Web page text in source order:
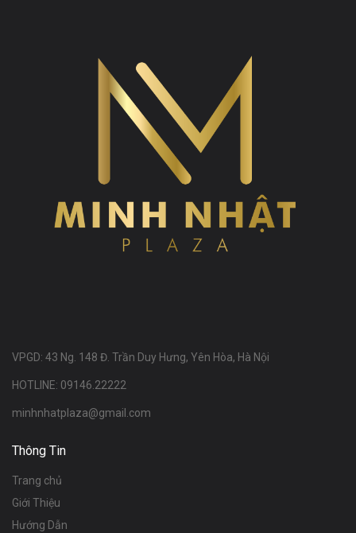
VPGD: 43 Ng. 148 Đ. Trần Duy Hưng, Yên Hòa, Hà Nội
HOTLINE: 09146.22222
minhnhatplaza@gmail.com
Thông Tin
Trang chủ
Giới Thiệu
Hướng Dẫn